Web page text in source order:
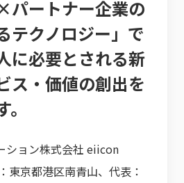
パートナー企業の
テクノロジー」で
に必要とされる新
ス・価値の創出を
ション株式会社 eiicon
東京都港区南青山、代表：